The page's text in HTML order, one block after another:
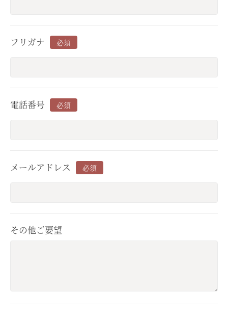
フリガナ 必須
電話番号 必須
メールアドレス 必須
その他ご要望